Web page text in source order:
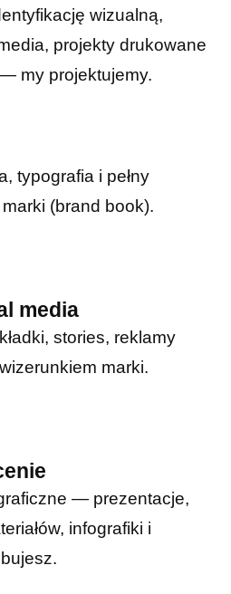
wizualną,
projekty drukowane
my projektujemy.
typografia i pełny
(brand book).
media
stories, reklamy
marki.
— prezentacje,
infografiki i